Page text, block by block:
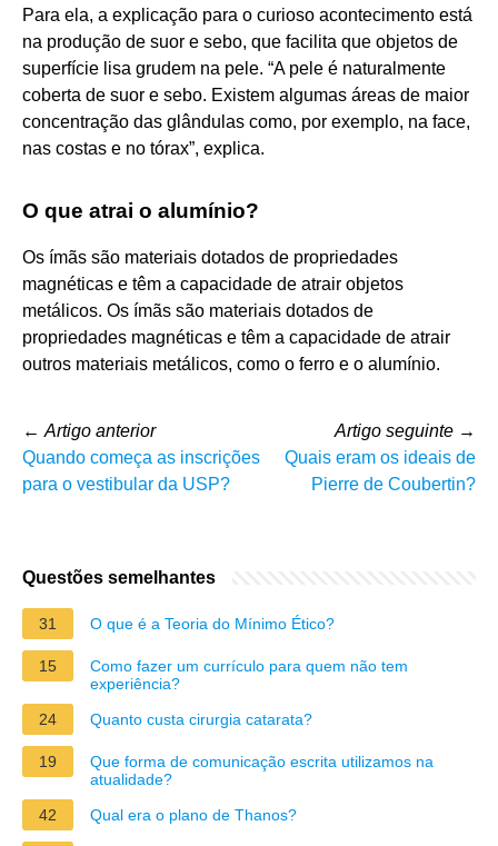
Para ela, a explicação para o curioso acontecimento está
na produção de suor e sebo, que facilita que objetos de
superfície lisa grudem na pele. “A pele é naturalmente
coberta de suor e sebo. Existem algumas áreas de maior
concentração das glândulas como, por exemplo, na face,
nas costas e no tórax”, explica.
O que atrai o alumínio?
Os ímãs são materiais dotados de propriedades
magnéticas e têm a capacidade de atrair objetos
metálicos. Os ímãs são materiais dotados de
propriedades magnéticas e têm a capacidade de atrair
outros materiais metálicos, como o ferro e o alumínio.
← Artigo anterior
Quando começa as inscrições
para o vestibular da USP?
Artigo seguinte →
Quais eram os ideais de
Pierre de Coubertin?
Questões semelhantes
31 O que é a Teoria do Mínimo Ético?
15
Como fazer um currículo para quem não tem
experiência?
24
Quanto custa cirurgia catarata?
19
Que forma de comunicação escrita utilizamos na
atualidade?
42
Qual era o plano de Thanos?